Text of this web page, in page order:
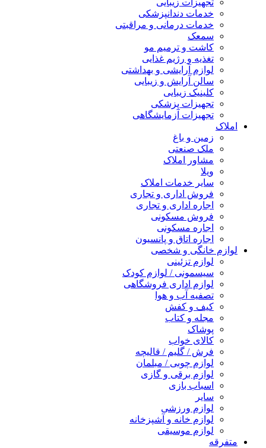
تجهیزات زیبایی
خدمات دندانپزشکی
خدمات درمانی و مراقبتی
سمعک
کاشت و ترمیم مو
تغذیه و رژیم غذایی
لوازم آرایشی و بهداشتی
سالن آرایش و زیبایی
کلینیک زیبایی
تجهیزات پزشکی
تجهیزات آزمایشگاهی
املاک
زمین و باغ
ملک صنعتی
مشاور املاک
ویلا
سایر خدمات املاک
فروش اداری و تجاری
اجاره اداری و تجاری
فروش مسکونی
اجاره مسکونی
اجاره اتاق و پانسیون
لوازم خانگی و شخصی
لوازم تزئینی
سیسمونی / لوازم کودک
لوازم اداری فروشگاهی
تصفیه آب و هوا
کیف و کفش
مجله و کتاب
پوشاک
کالای خواب
فرش / گلیم / قالیچه
لوازم چوبی / مبلمان
لوازم برقی و گازی
اسباب بازی
سایر
لوازم ورزشی
لوازم خانه و آشپزخانه
لوازم موسیقی
متفرقه